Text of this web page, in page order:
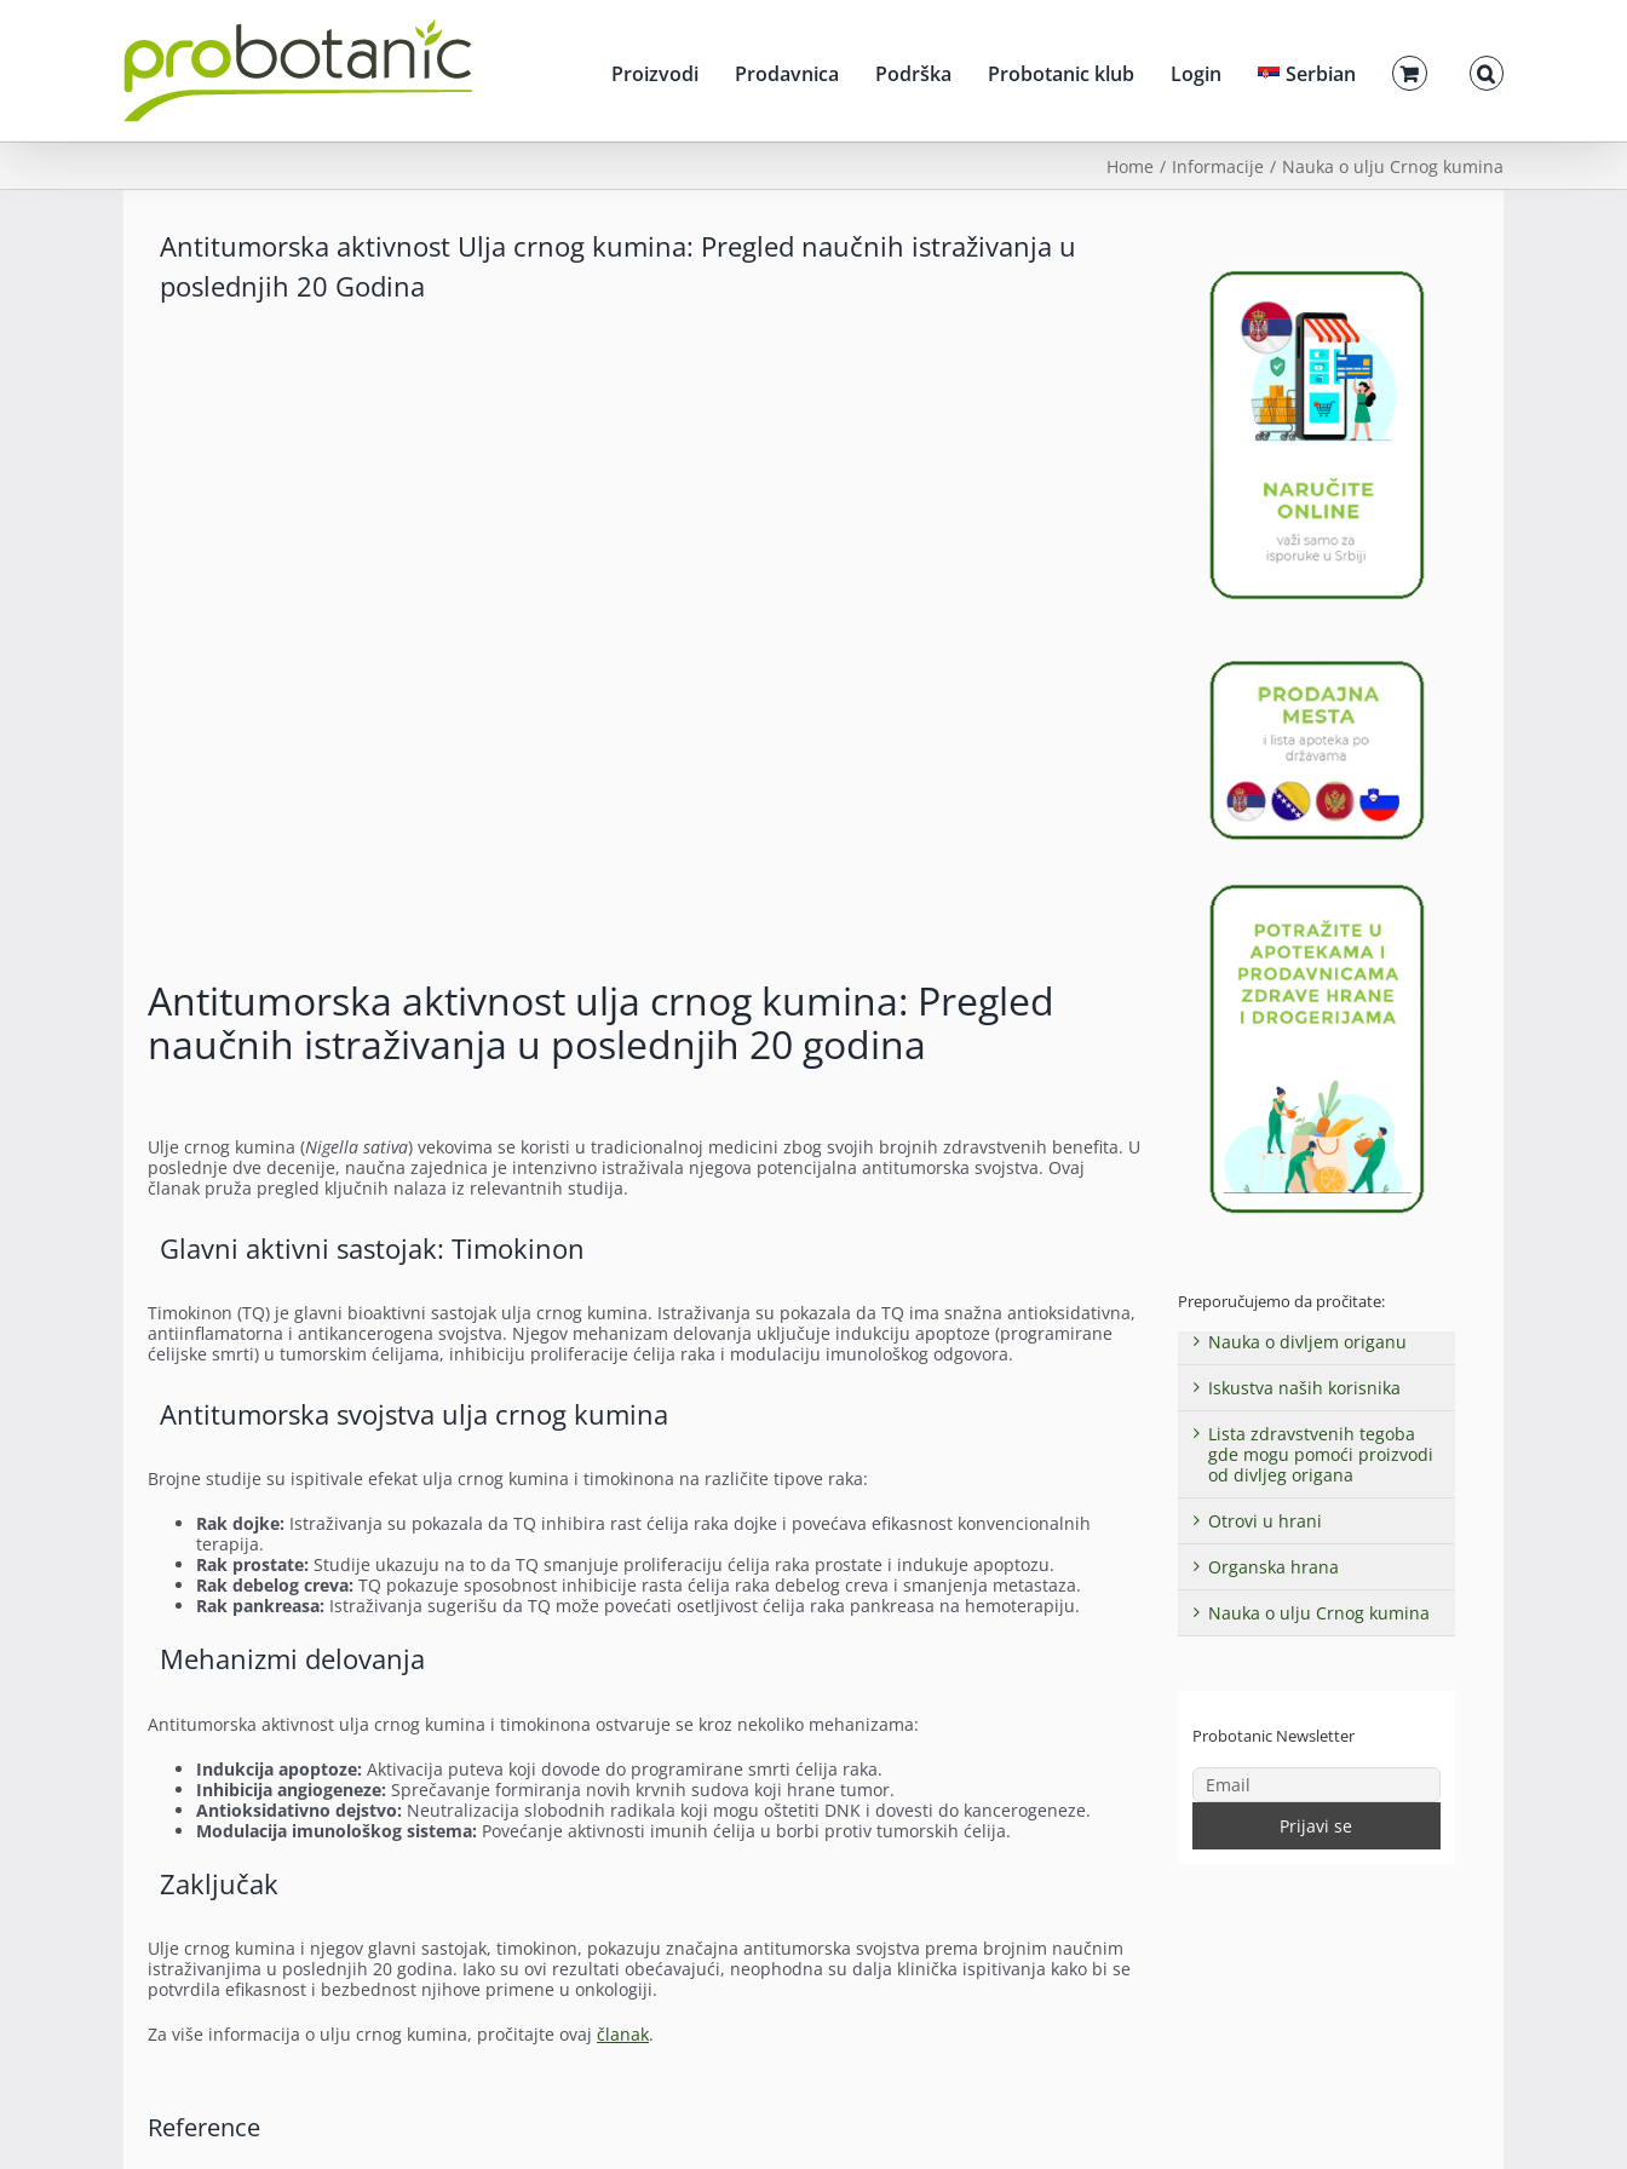
Proizvodi Prodavnica Podrška Probotanic klub Login Serbian
Home Informacije Nauka o ulju Crnog kumina
Antitumorska aktivnost Ulja crnog kumina: Pregled naučnih istraživanja u
poslednjih 20 Godina
Antitumorska aktivnost ulja crnog kumina: Pregled
naučnih istraživanja u poslednjih 20 godina
Ulje crnog kumina (Nigella sativa) vekovima se koristi u tradicionalnoj medicini zbog svojih brojnih zdravstvenih benefita. U
poslednje dve decenije, naučna zajednica je intenzivno istraživala njegova potencijalna antitumorska svojstva. Ovaj
članak pruža pregled ključnih nalaza iz relevantnih studija.
Glavni aktivni sastojak: Timokinon
Timokinon (TQ) je glavni bioaktivni sastojak ulja crnog kumina. Istraživanja su pokazala da TQ ima snažna antioksidativna,
antiinflamatorna i antikancerogena svojstva. Njegov mehanizam delovanja uključuje indukciju apoptoze (programirane
ćelijske smrti) u tumorskim ćelijama, inhibiciju proliferacije ćelija raka i modulaciju imunološkog odgovora.
Antitumorska svojstva ulja crnog kumina
Brojne studije su ispitivale efekat ulja crnog kumina i timokinona na različite tipove raka:
Rak dojke: Istraživanja su pokazala da TQ inhibira rast ćelija raka dojke i povećava efikasnost konvencionalnih
terapija.
Rak prostate: Studije ukazuju na to da TQ smanjuje proliferaciju ćelija raka prostate i indukuje apoptozu.
Rak debelog creva: TQ pokazuje sposobnost inhibicije rasta ćelija raka debelog creva i smanjenja metastaza.
Rak pankreasa: Istraživanja sugerišu da TQ može povećati osetljivost ćelija raka pankreasa na hemoterapiju.
Mehanizmi delovanja
Antitumorska aktivnost ulja crnog kumina i timokinona ostvaruje se kroz nekoliko mehanizama:
Indukcija apoptoze: Aktivacija puteva koji dovode do programirane smrti ćelija raka.
Inhibicija angiogeneze: Sprečavanje formiranja novih krvnih sudova koji hrane tumor.
Antioksidativno dejstvo: Neutralizacija slobodnih radikala koji mogu oštetiti DNK i dovesti do kancerogeneze.
Modulacija imunološkog sistema: Povećanje aktivnosti imunih ćelija u borbi protiv tumorskih ćelija.
Zaključak
Ulje crnog kumina i njegov glavni sastojak, timokinon, pokazuju značajna antitumorska svojstva prema brojnim naučnim
istraživanjima u poslednjih 20 godina. Iako su ovi rezultati obećavajući, neophodna su dalja klinička ispitivanja kako bi se
potvrdila efikasnost i bezbednost njihove primene u onkologiji.
Za više informacija o ulju crnog kumina, pročitajte ovaj članak.
Reference
Preporučujemo da pročitate:
Nauka o divljem origanu
Iskustva naših korisnika
Lista zdravstvenih tegoba
gde mogu pomoći proizvodi
od divljeg origana
Otrovi u hrani
Organska hrana
Nauka o ulju Crnog kumina
Probotanic Newsletter